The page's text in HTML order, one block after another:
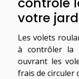
votre
Les volets
à contrôler la
ouvrant les
frais de circuler